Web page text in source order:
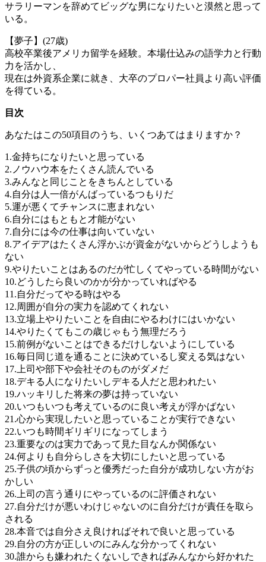
サラリーマンを辞めてビッグな男になりたいと漠然と思って
いる。
【夢子】(27歳)
高校卒業後アメリカ留学を経験。本場仕込みの語学力と行動
力を活かし、
現在は外資系企業に就き、大卒のプロパー社員より高い評価
を得ている。
目次
あなたはこの50項目のうち、いくつあてはまりますか？
1.金持ちになりたいと思っている
2.ノウハウ本をたくさん読んでいる
3.みんなと同じことをきちんとしている
4.自分は人一倍がんばっているつもりだ
5.運が悪くてチャンスに恵まれない
6.自分にはもともと才能がない
7.自分には今の仕事は向いていない
8.アイデアはたくさん浮かぶが資金がないからどうしようも
ない
9.やりたいことはあるのだが忙しくてやっている時間がない
10.どうしたら良いのかが分かっていればやる
11.自分だってやる時はやる
12.周囲が自分の実力を認めてくれない
13.立場上やりたいことを自由にやるわけにはいかない
14.やりたくてもこの歳じゃもう無理だろう
15.前例がないことはできるだけしないようにしている
16.毎日同じ道を通ることに決めているし変える気はない
17.上司や部下や会社そのものがダメだ
18.デキる人になりたいしデキる人だと思われたい
19.ハッキリした将来の夢は持っていない
20.いつもいつも考えているのに良い考えが浮かばない
21.心から実現したいと思っていることが実行できない
22.いつも時間ギリギリになってしまう
23.重要なのは実力であって見た目なんか関係ない
24.何よりも自分らしさを大切にしたいと思っている
25.子供の頃からずっと優秀だった自分が成功しない方がお
かしい
26.上司の言う通りにやっているのに評価されない
27.自分だけが悪いわけじゃないのに自分だけが責任を取ら
される
28.本音では自分さえ良ければそれで良いと思っている
29.自分の方が正しいのにみんな分かってくれない
30.誰からも嫌われたくないしできればみんなから好かれた